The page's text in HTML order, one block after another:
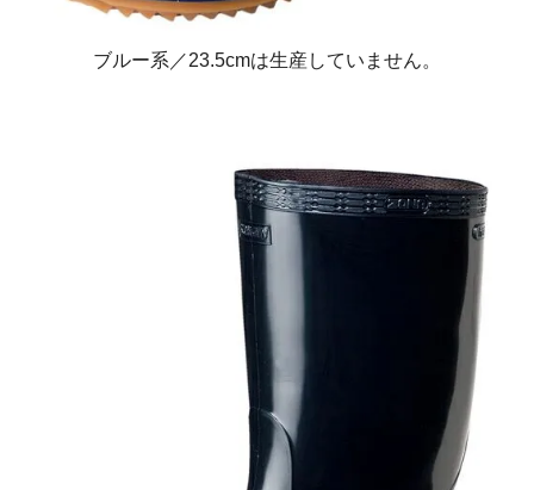
ブルー系／23.5cmは生産していません。